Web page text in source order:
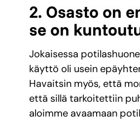
2. Osasto on
se on
Jokaisessa
käyttö oli usein
Havaitsin myös, että
että sillä tarkoitettiin
aloimme avaamaan